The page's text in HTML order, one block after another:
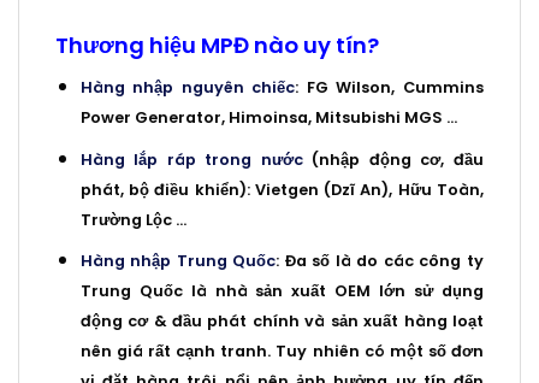
Thương hiệu MPĐ nào uy tín?
Hàng nhập nguyên chiếc: FG Wilson, Cummins
Power Generator, Himoinsa, Mitsubishi MGS …
Hàng lắp ráp trong nước(nhập động cơ, đầu
phát, bộ điều khiển): Vietgen (Dzĩ An), Hữu Toàn,
Trường Lộc …
Hàng nhập Trung Quốc: Đa số là do các công ty
Trung Quốc là nhà sản xuất OEM lớn sử dụng
động cơ & đầu phát chính và sản xuất hàng loạt
nên giá rất cạnh tranh. Tuy nhiên có một số đơn